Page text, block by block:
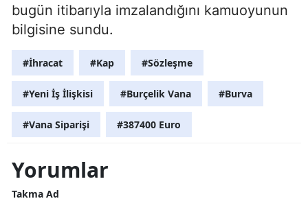
bugün itibarıyla imzalandığını kamuoyunun
bilgisine sundu.
#İhracat #Kap #Sözleşme
#Yeni İş İlişkisi #Burçelik Vana #Burva
#Vana Siparişi #387400 Euro
Yorumlar
Takma Ad